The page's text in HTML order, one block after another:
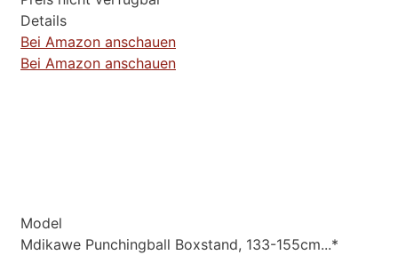
Details
Bei Amazon anschauen
Bei Amazon anschauen
Model
Mdikawe Punchingball Boxstand, 133-155cm...*